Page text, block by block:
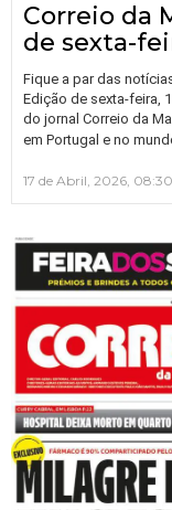
Correio da
de sexta-
Fique a par das
Edição de sexta-feira,
do jornal Correio da
em Portugal e no
17 de Abril, 2026, 08:30